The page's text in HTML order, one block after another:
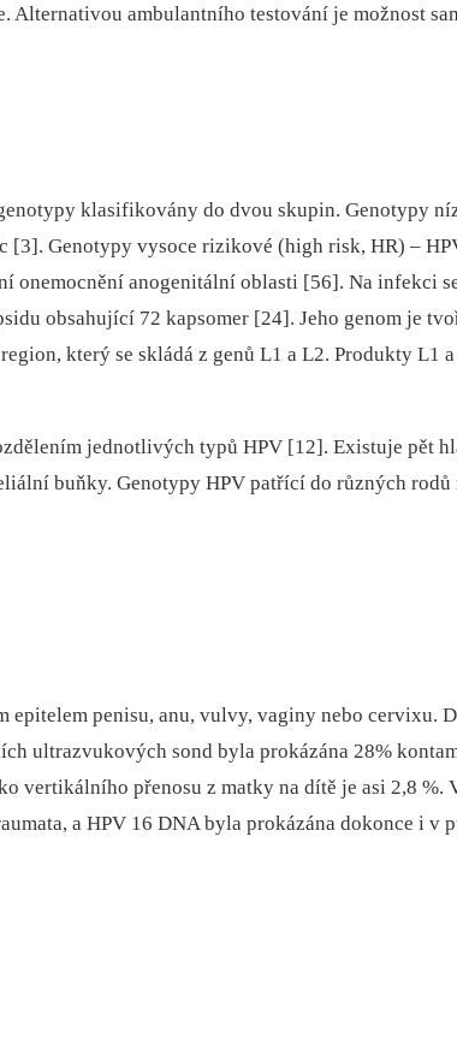
ambulantního testování je možnost
klasifikovány do dvou skupin. Genotypy
Genotypy vysoce rizikové (high risk, HR) –⁠
anogenitální oblasti [56]. Na infekci
obsahující 72 kapsomer [24]. Jeho genom je
který se skládá z genů L1 a L2. Produkty
jednotlivých typů HPV [12]. Existuje pět
buňky. Genotypy HPV patřící do různých rodů
penisu, anu, vulvy, vaginy nebo cervixu.
ultrazvukových sond byla prokázána 28%
přenosu z matky na dítě je asi 2,8 %.
a HPV 16 DNA byla prokázána dokonce i